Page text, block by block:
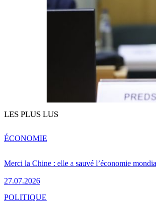
LES PLUS LUS
Merci la Chine : elle a sauvé l’économie
27.07.2026
ÉCONOMIE
POLITIQUE